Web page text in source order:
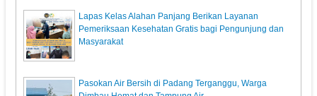
Lapas Kelas Alahan Panjang Berikan Layanan
Pemeriksaan Kesehatan Gratis bagi Pengunjung dan
Masyarakat
Pasokan Air Bersih di Padang Terganggu, Warga